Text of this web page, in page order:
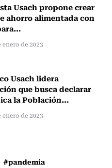
Usach propone crear
ahorro alimentada con
enero de 2023
Usach lidera
que busca declarar
la Población...
enero de 2023
#pandemia